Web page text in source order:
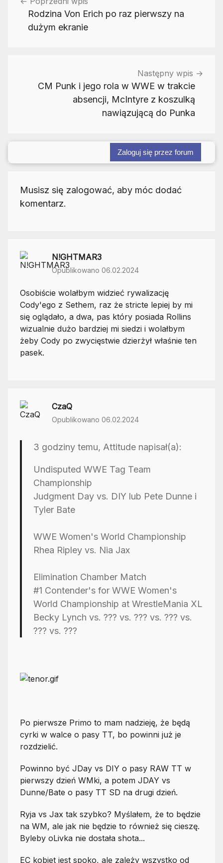
wpisuRodzina Von Erich po raz pierwszy na
dużym ekranie
Następny wpis
CM Punk i jego rola w WWE w trakcie
absencji, McIntyre z koszulką
nawiązującą do Punka
Zaloguj się przez forum
Musisz się zalogować, aby móc dodać
komentarz.
N!GHTMAR3
Opublikowano 06.02.2024
Osobiście wolałbym widzieć rywalizację
Cody'ego z Sethem, raz że stricte lepiej by mi
się oglądało, a dwa, pas który posiada Rollins
wizualnie dużo bardziej mi siedzi i wolałbym
żeby Cody po zwycięstwie dzierżył właśnie ten
pasek.
CzaQ
Opublikowano 06.02.2024
3 godziny temu, Attitude napisał(a):
Undisputed WWE Tag Team
Championship
Judgment Day vs. DIY lub Pete Dunne i
Tyler Bate
WWE Women's World Championship
Rhea Ripley vs. Nia Jax
Elimination Chamber Match
#1 Contender's for WWE Women's
World Championship at WrestleMania XL
Becky Lynch vs. ??? vs. ??? vs. ??? vs.
??? vs. ???
Po pierwsze Primo to mam nadzieję, że będą
cyrki w walce o pasy TT, bo powinni już je
rozdzielić.
Powinno być JDay vs DIY o pasy RAW TT w
pierwszy dzień WMki, a potem JDAY vs
Dunne/Bate o pasy TT SD na drugi dzień.
Ryja vs Jax tak szybko? Myślałem, że to będzie
na WM, ale jak nie będzie to również się cieszę.
Byleby oLivka nie dostała shota...
EC kobiet jest spoko, ale zależy wszystko od